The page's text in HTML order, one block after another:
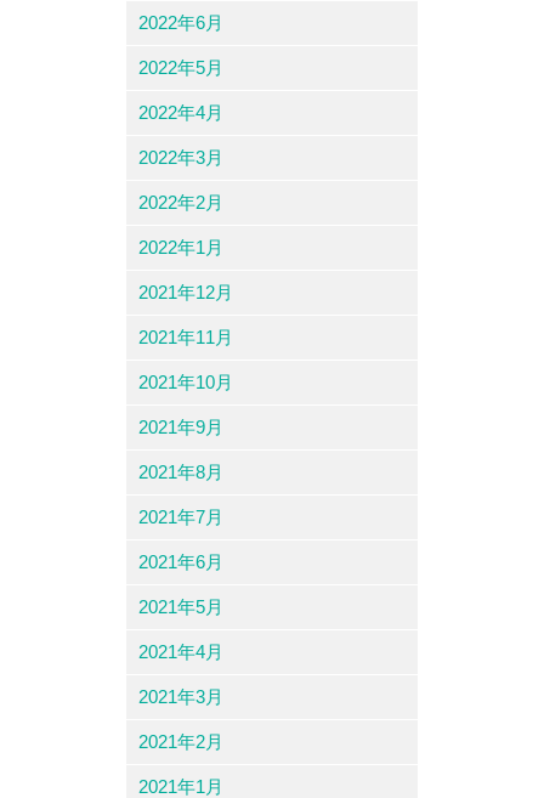
2022年6月
2022年5月
2022年4月
2022年3月
2022年2月
2022年1月
2021年12月
2021年11月
2021年10月
2021年9月
2021年8月
2021年7月
2021年6月
2021年5月
2021年4月
2021年3月
2021年2月
2021年1月